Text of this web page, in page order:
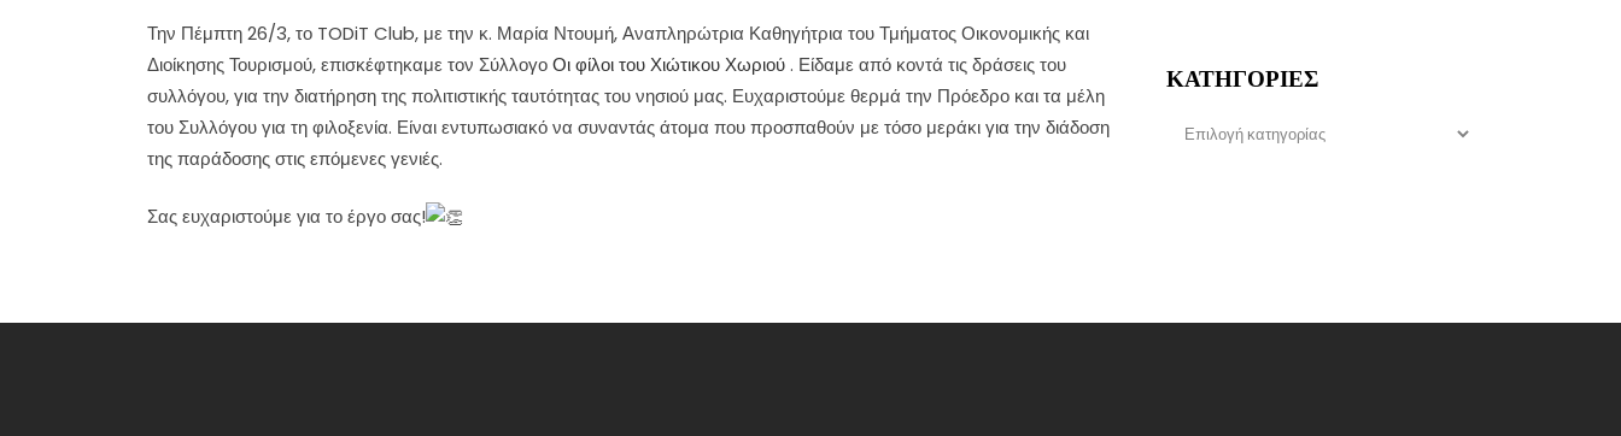
Την Πέμπτη 26/3, το TODiT Club, με την κ. Μαρία Ντουμή, Αναπληρώτρια Καθηγήτρια του Τμήματος Οικονομικής και
Διοίκησης Τουρισμού, επισκέφτηκαμε τον ΣύλλογοΟι φίλοι του Χιώτικου Χωριού. Είδαμε από κοντά τις δράσεις του
συλλόγου, για την διατήρηση της πολιτιστικής ταυτότητας του νησιού μας. Ευχαριστούμε θερμά την Πρόεδρο και τα μέλη
του Συλλόγου για τη φιλοξενία. Είναι εντυπωσιακό να συναντάς άτομα που προσπαθούν με τόσο μεράκι για την διάδοση
της παράδοσης στις επόμενες γενιές.
Σας ευχαριστούμε για το έργο σας!
ΚΑΤΗΓΟΡΊΕΣ
Κατηγορίες